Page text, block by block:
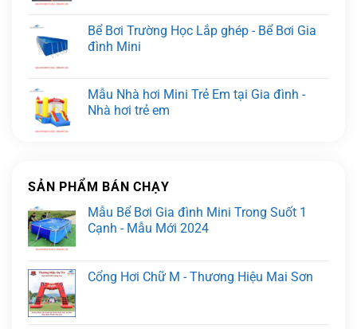
Bể Bơi Trường Học Lắp ghép - Bể Bơi Gia
đình Mini
Mẫu Nhà hơi Mini Trẻ Em tại Gia đình -
Nhà hơi trẻ em
SẢN PHẨM BÁN CHẠY
Mẫu Bể Bơi Gia đình Mini Trong Suốt 1
Cạnh - Mẫu Mới 2024
Cổng Hơi Chữ M - Thương Hiệu Mai Sơn